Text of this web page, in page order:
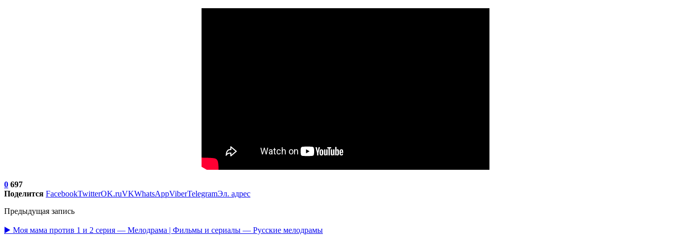
0 697
Поделится FacebookTwitterOK.ruVKWhatsAppViberTelegramЭл. адрес
Предыдущая запись
▶️ Моя мама против 1 и 2 серия — Мелодрама | Фильмы и сериалы — Русские мелодрамы